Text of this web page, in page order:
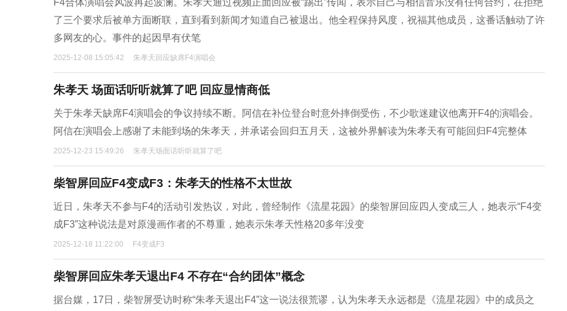
F4合体演唱会风波再起波澜。朱孝天通过视频正面回应被“踢出”传闻，表示自己与相信音乐没有任何合约，在拒绝
了三个要求后被单方面断联，直到看到新闻才知道自己被退出。他全程保持风度，祝福其他成员，这番话触动了许
多网友的心。事件的起因早有伏笔
2025-12-08 15:05:42 朱孝天回应缺席F4演唱会
朱孝天 场面话听听就算了吧 回应显情商低
关于朱孝天缺席F4演唱会的争议持续不断。阿信在补位登台时意外摔倒受伤，不少歌迷建议他离开F4的演唱会。
阿信在演唱会上感谢了未能到场的朱孝天，并承诺会回归五月天，这被外界解读为朱孝天有可能回归F4完整体
2025-12-23 15:49:26 朱孝天场面话听听就算了吧
柴智屏回应F4变成F3：朱孝天的性格不太世故
近日，朱孝天不参与F4的活动引发热议，对此，曾经制作《流星花园》的柴智屏回应四人变成三人，她表示“F4变
成F3”这种说法是对原漫画作者的不尊重，她表示朱孝天性格20多年没变
2025-12-18 11:22:00 F4变成F3
柴智屏回应朱孝天退出F4 不存在“合约团体”概念
据台媒，17日，柴智屏受访时称“朱孝天退出F4”这一说法很荒谬，认为朱孝天永远都是《流星花园》中的成员之